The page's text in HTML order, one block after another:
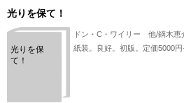
光りを保て！
光りを保
て！
ドン・C・ワイリー 他/鏑木恵
紙装。良好。初版。定価5000円